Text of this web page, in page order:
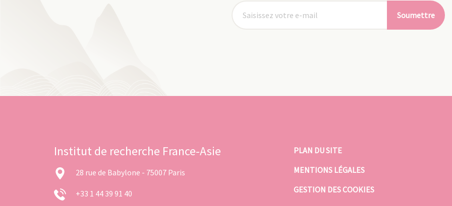
Soumettre
Institut de recherche France-Asie
28 rue de Babylone - 75007 Paris
+33 1 44 39 91 40
PLAN DU SITE
MENTIONS LÉGALES
GESTION DES COOKIES